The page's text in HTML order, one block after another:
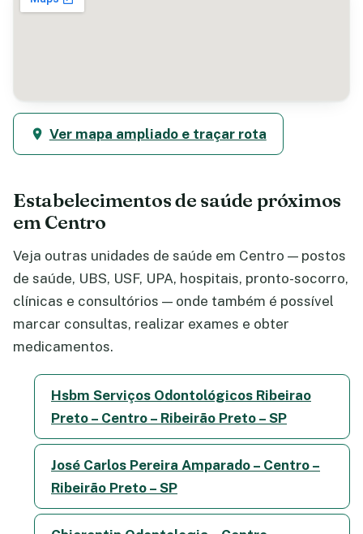
Ver mapa ampliado e traçar rota
Estabelecimentos de saúde próximos
em Centro
Veja outras unidades de saúde em Centro — postos
de saúde, UBS, USF, UPA, hospitais, pronto-socorro,
clínicas e consultórios — onde também é possível
marcar consultas, realizar exames e obter
medicamentos.
Hsbm Serviços Odontológicos Ribeirao
Preto – Centro – Ribeirão Preto – SP
José Carlos Pereira Amparado – Centro –
Ribeirão Preto – SP